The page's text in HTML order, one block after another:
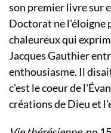
son premier livre sur
Doctorat ne l'éloigne
chaleureux qui
Jacques Gauthier
enthousiasme. Il
c'est le coeur de
créations de Dieu et